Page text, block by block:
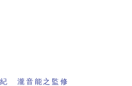
紀 瀧音能之監修